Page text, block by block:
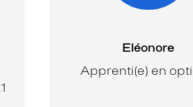
Eléonore
Apprenti(e) en